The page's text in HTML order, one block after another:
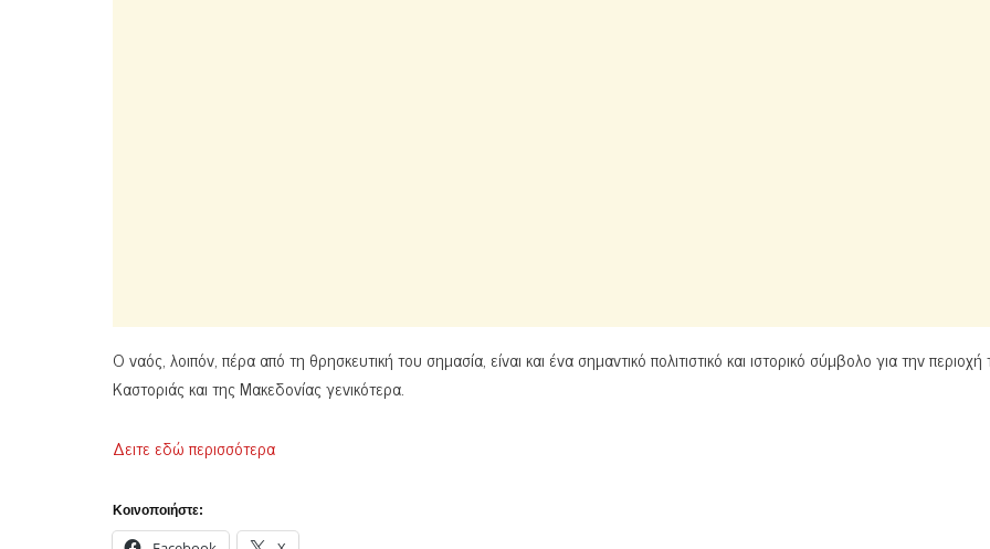
Ο ναός, λοιπόν, πέρα από τη θρησκευτική του σημασία, είναι και ένα σημαντικό πολιτιστικό και ιστορικό σύμβολο για την περιοχή
Καστοριάς και της Μακεδονίας γενικότερα.
Δειτε εδώ περισσότερα
Κοινοποιήστε: